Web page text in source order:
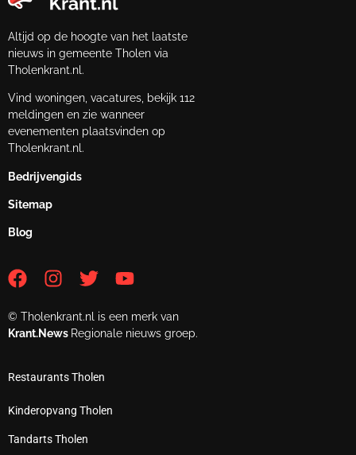
Altijd op de hoogte van het laatste
nieuws in gemeente Tholen via
Tholenkrant.nl.
Vind woningen, vacatures, bekijk 112
meldingen en zie wanneer
evenementen plaatsvinden op
Tholenkrant.nl.
Bedrijvengids
Sitemap
Blog
© Tholenkrant.nl is een merk van
Krant.News Regionale nieuws groep.
Restaurants Tholen
Kinderopvang Tholen
Tandarts Tholen